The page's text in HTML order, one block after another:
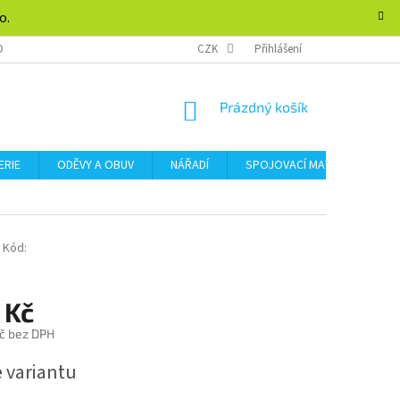
OCHRANY OSOBNÍCH ÚDAJŮ FORMULÁŘ PRO ODSTOUPENÍ
CZK Přihlášení
NÁKUPNÍ
Prázdný košík
ODĚVY A OBUV NÁŘADÍ SPOJOVACÍ MATERIÁL
Kód:
bez DPH
variantu